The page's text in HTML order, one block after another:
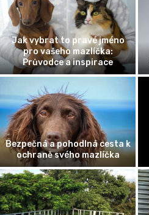
Jak vybrat to pravé jméno
pro vašeho mazlíčka:
Průvodce a inspirace
Bezpečná a pohodlná cesta k
ochraně svého mazlíčka